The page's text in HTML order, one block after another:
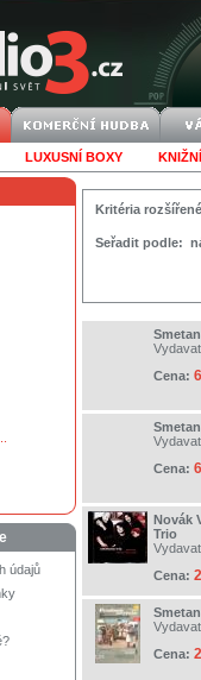
LUXUSNÍ BOXY
údajů
Kritéria
Seřadit podle:
Cena:
Cena:
Novák
Trio
Cena:
Cena: